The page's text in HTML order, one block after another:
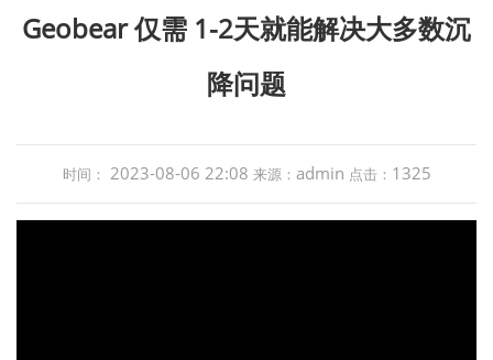
Geobear 仅需 1-2天就能解决大多数沉
降问题
时间： 2023-08-06 22:08 来源： admin 点击： 1325